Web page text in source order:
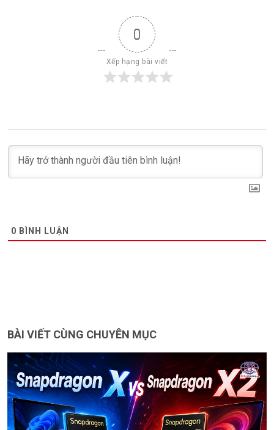
0
Xếp hạng bài viết
0 BÌNH LUẬN
BÀI VIẾT CÙNG CHUYÊN MỤC